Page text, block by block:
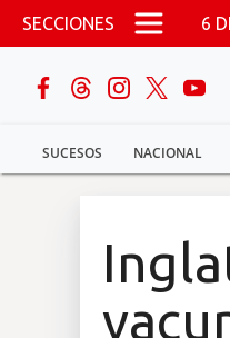
Pasar al contenido
SECCIONES 6
SUCESOS NACIONAL
buscar
Sucesos